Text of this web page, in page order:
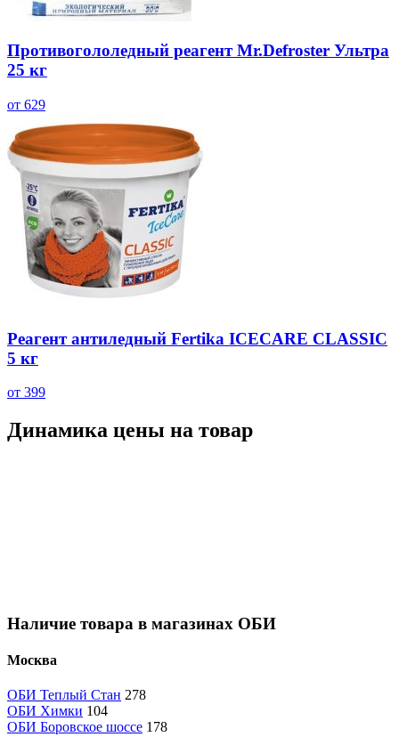
Противогололедный реагент Mr.Defroster Ультра
25 кг
от 629
Реагент антиледный Fertika ICECARE CLASSIC
5 кг
от 399
Динамика цены на товар
Наличие товара в магазинах ОБИ
Москва
ОБИ Теплый Стан 278
ОБИ Химки 104
ОБИ Боровское шоссе 178